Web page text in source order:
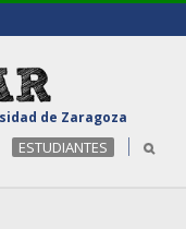
de Zaragoza
ESTUDIANTES